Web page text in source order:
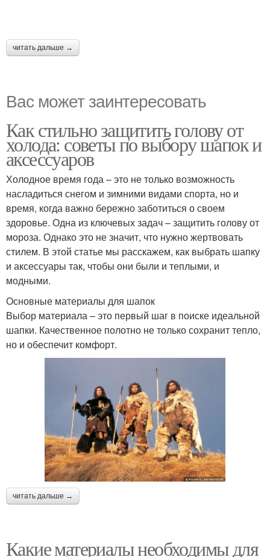
читать дальше →
Вас может заинтересовать
Как стильно защитить голову от
холода: советы по выбору шапок и
аксессуаров
Холодное время года – это не только возможность
насладиться снегом и зимними видами спорта, но и
время, когда важно бережно заботиться о своем
здоровье. Одна из ключевых задач – защитить голову от
мороза. Однако это не значит, что нужно жертвовать
стилем. В этой статье мы расскажем, как выбрать шапку
и аксессуары так, чтобы они были и теплыми, и
модными.
Основные материалы для шапок
Выбор материала – это первый шаг в поиске идеальной
шапки. Качественное полотно не только сохранит тепло,
но и обеспечит комфорт.
читать дальше →
Какие материалы необходимы для